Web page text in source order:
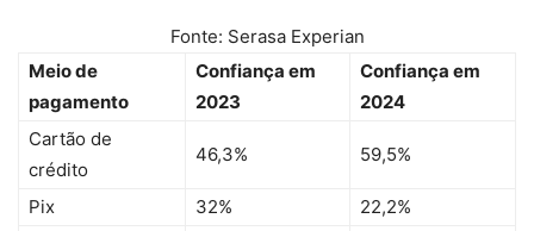
Fonte: Serasa Experian
Meio de
pagamento
Confiança em
2023
Confiança em
2024
Cartão de
crédito
46,3% 59,5%
Pix 32%
22,2%